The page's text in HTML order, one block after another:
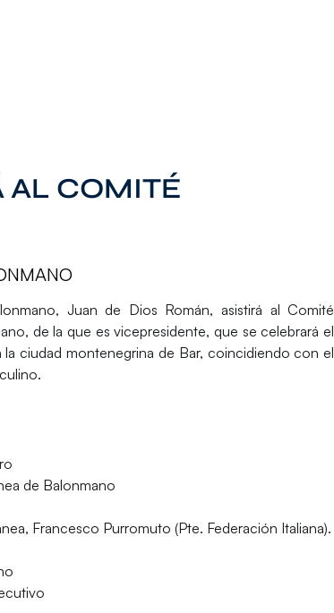
AL COMITÉ
Juan de Dios Román, asistirá al Comité
de la que es vicepresidente, que se celebrará el
ciudad montenegrina de Bar, coincidiendo con el
de Balonmano
Francesco Purromuto (Pte. Federación Italiana).